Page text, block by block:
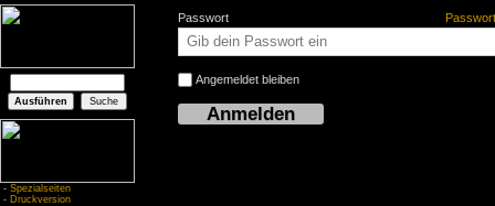
- Spezialseiten
- Druckversion
Passwort
Angemeldet bleiben